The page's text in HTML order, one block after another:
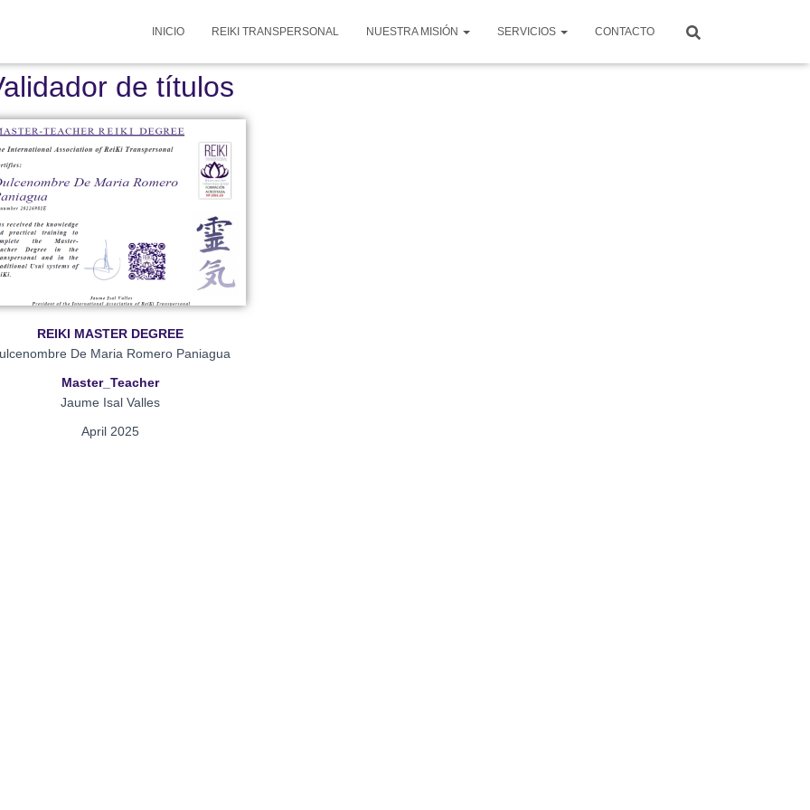
INICIO REIKI TRANSPERSONAL NUESTRA MISIÓN SERVICIOS CONTACTO
de títulos
REIKI MASTER DEGREE
De Maria Romero Paniagua
Master_Teacher
Jaume Isal Valles
April 2025